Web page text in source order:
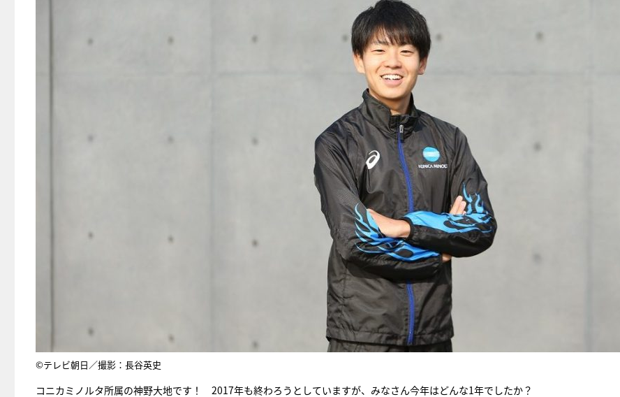
©テレビ朝日／撮影：長谷英史
コニカミノルタ所属の神野大地です！ 2017年も終わろうとしていますが、みなさん今年はどんな1年でしたか？